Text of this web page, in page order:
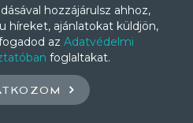
hozzájárulsz ahhoz,
híreket, ajánlatokat küldjön,
az Adatvédelmi
foglaltakat.